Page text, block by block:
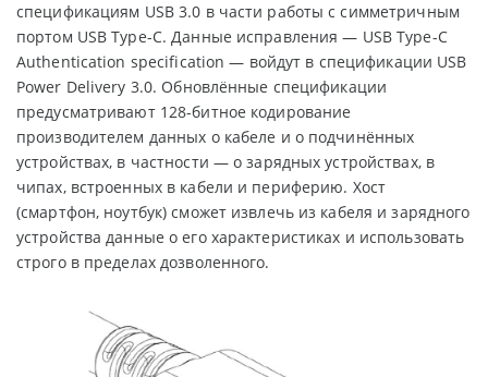
спецификациям USB 3.0 в части работы с симметричным
портом USB Type-C. Данные исправления — USB Type-C
Authentication specification — войдут в спецификации USB
Power Delivery 3.0. Обновлённые спецификации
предусматривают 128-битное кодирование
производителем данных о кабеле и о подчинённых
устройствах, в частности — о зарядных устройствах, в
чипах, встроенных в кабели и периферию. Хост
(смартфон, ноутбук) сможет извлечь из кабеля и зарядного
устройства данные о его характеристиках и использовать
строго в пределах дозволенного.